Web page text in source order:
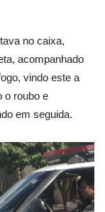
no caixa,
acompanhado
vindo este a
o roubo e
em seguida.